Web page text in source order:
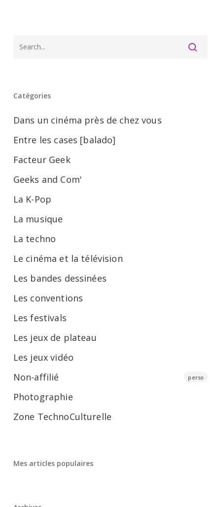
Catégories
Dans un cinéma près de chez vous
Entre les cases [balado]
Facteur Geek
Geeks and Com'
La K-Pop
La musique
La techno
Le cinéma et la télévision
Les bandes dessinées
Les conventions
Les festivals
Les jeux de plateau
Les jeux vidéo
Non-affilié
perso
Photographie
Zone TechnoCulturelle
Mes articles populaires